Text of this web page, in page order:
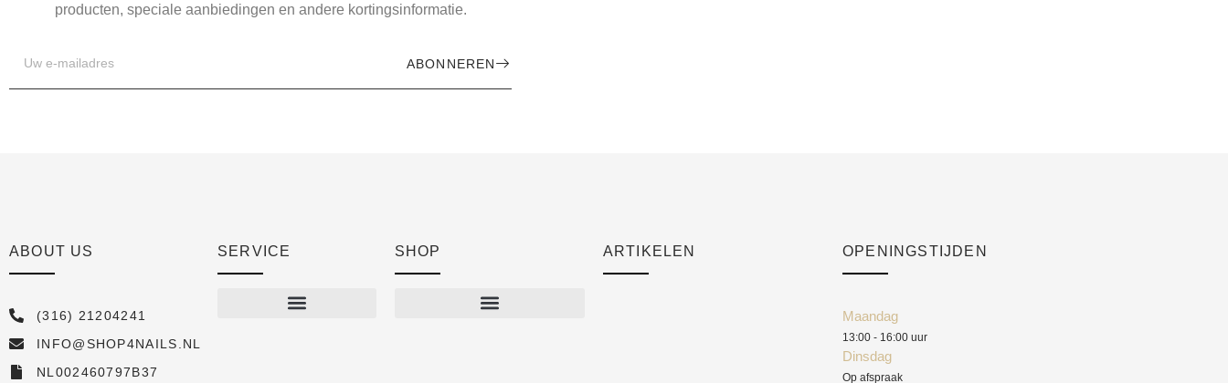
producten, speciale aanbiedingen en andere kortingsinformatie.
ABONNEREN
ABOUT US
(316) 21204241
INFO@SHOP4NAILS.NL
NL002460797B37
SERVICE SHOP ARTIKELEN OPENINGSTIJDEN
Maandag
13:00 - 16:00 uur
Dinsdag
Op afspraak